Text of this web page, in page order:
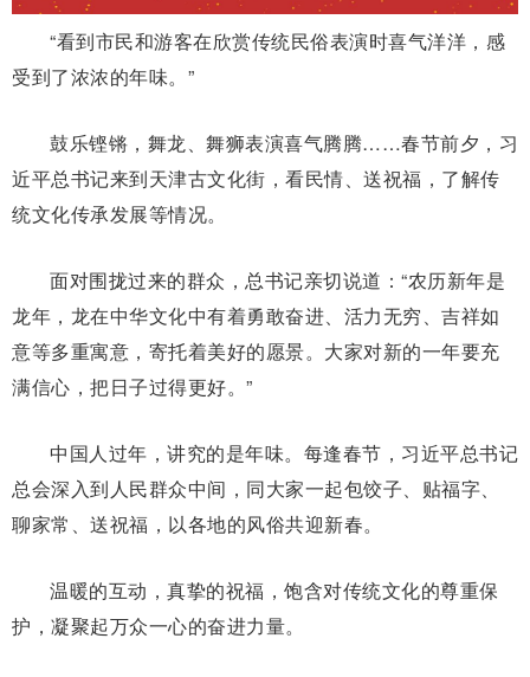
“看到市民和游客在欣赏传统民俗表演时喜气洋洋，感
受到了浓浓的年味。”
鼓乐铿锵，舞龙、舞狮表演喜气腾腾……春节前夕，习
近平总书记来到天津古文化街，看民情、送祝福，了解传
统文化传承发展等情况。
面对围拢过来的群众，总书记亲切说道：“农历新年是
龙年，龙在中华文化中有着勇敢奋进、活力无穷、吉祥如
意等多重寓意，寄托着美好的愿景。大家对新的一年要充
满信心，把日子过得更好。”
中国人过年，讲究的是年味。每逢春节，习近平总书记
总会深入到人民群众中间，同大家一起包饺子、贴福字、
聊家常、送祝福，以各地的风俗共迎新春。
温暖的互动，真挚的祝福，饱含对传统文化的尊重保
护，凝聚起万众一心的奋进力量。